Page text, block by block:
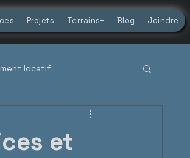
Projets Terrains+ Blog Joindre
locatif
et